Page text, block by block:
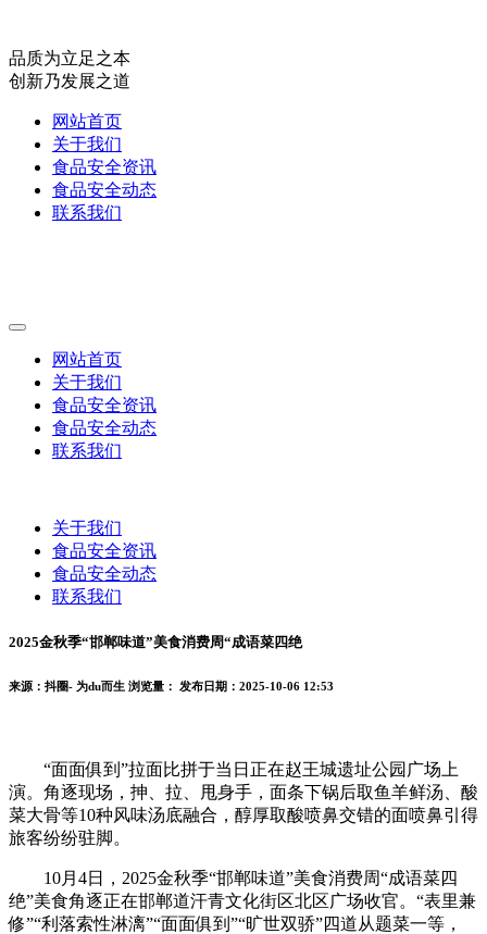
品质为立足之本
创新乃发展之道
网站首页
关于我们
食品安全资讯
食品安全动态
联系我们
网站首页
关于我们
食品安全资讯
食品安全动态
联系我们
关于我们
食品安全资讯
食品安全动态
联系我们
2025金秋季“邯郸味道”美食消费周“成语菜四绝
来源：抖圈- 为du而生 浏览量： 发布日期：2025-10-06 12:53
“面面俱到”拉面比拼于当日正在赵王城遗址公园广场上
演。角逐现场，抻、拉、甩身手，面条下锅后取鱼羊鲜汤、酸
菜大骨等10种风味汤底融合，醇厚取酸喷鼻交错的面喷鼻引得
旅客纷纷驻脚。
10月4日，2025金秋季“邯郸味道”美食消费周“成语菜四
绝”美食角逐正在邯郸道汗青文化街区北区广场收官。“表里兼
修”“利落索性淋漓”“面面俱到”“旷世双骄”四道从题菜一等，